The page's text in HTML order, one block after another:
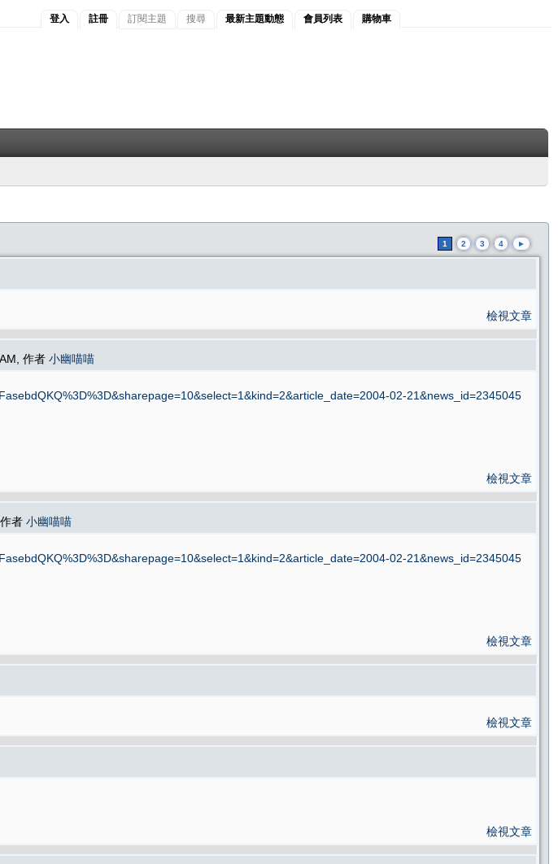
登入 註冊 訂閱主題 搜尋 最新主題動態 會員列表 購物車
1 2 3 4 ►
檢視文章
作者 小幽喵喵
02-21&news_id=2345045
檢視文章
者 小幽喵喵
02-21&news_id=2345045
檢視文章
檢視文章
檢視文章